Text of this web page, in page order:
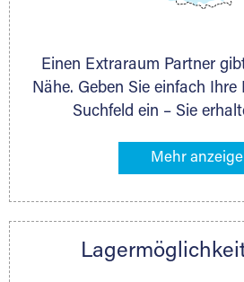
Einen Extraraum Partner
Nähe. Geben Sie einfach
Suchfeld ein – Sie
Lagermöglichkeiten in Ihrer
direkt online mieten. Gibt
nächstgelegenen Partner